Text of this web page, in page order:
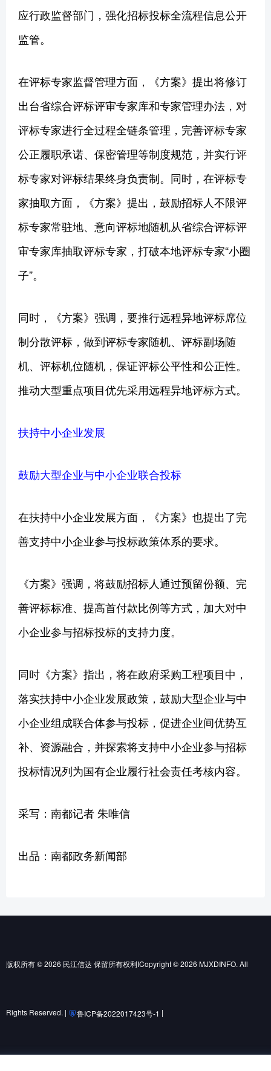
应行政监督部门，强化招标投标全流程信息公开
监管。
在评标专家监督管理方面，《方案》提出将修订
出台省综合评标评审专家库和专家管理办法，对
评标专家进行全过程全链条管理，完善评标专家
公正履职承诺、保密管理等制度规范，并实行评
标专家对评标结果终身负责制。同时，在评标专
家抽取方面，《方案》提出，鼓励招标人不限评
标专家常驻地、意向评标地随机从省综合评标评
审专家库抽取评标专家，打破本地评标专家“小圈
子”。
同时，《方案》强调，要推行远程异地评标席位
制分散评标，做到评标专家随机、评标副场随
机、评标机位随机，保证评标公平性和公正性。
推动大型重点项目优先采用远程异地评标方式。
扶持中小企业发展
鼓励大型企业与中小企业联合投标
在扶持中小企业发展方面，《方案》也提出了完
善支持中小企业参与投标政策体系的要求。
《方案》强调，将鼓励招标人通过预留份额、完
善评标标准、提高首付款比例等方式，加大对中
小企业参与招标投标的支持力度。
同时《方案》指出，将在政府采购工程项目中，
落实扶持中小企业发展政策，鼓励大型企业与中
小企业组成联合体参与投标，促进企业间优势互
补、资源融合，并探索将支持中小企业参与招标
投标情况列为国有企业履行社会责任考核内容。
采写：南都记者 朱唯信
出品：南都政务新闻部
版权所有 © 2026 民江信达 保留所有权利ICopyright © 2026 MJXDINFO. All
Rights Reserved. | 鲁ICP备2022017423号-1 |